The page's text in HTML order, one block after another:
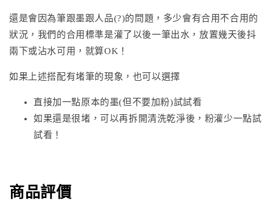
還是會因為筆跟墨跟人品(?)的問題，多少會有合用不合用的
狀況，我們的合用標準是灌了以後一筆出水，放置幾天後抖
兩下或沾水可用，就算OK！
如果上述搭配有堵筆的現象，也可以選擇
直接加一點原本的墨(但不要加粉)試試看
如果還是很堵，可以再拆開清洗乾淨後，粉灌少一點試
試看！
商品評價